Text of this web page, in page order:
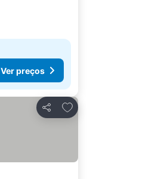
Ver preços
Partilhar
Adicionar aos favoritos